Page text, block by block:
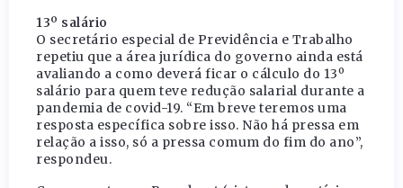
13º salário
O secretário especial de Previdência e Trabalho
repetiu que a área jurídica do governo ainda está
avaliando a como deverá ficar o cálculo do 13º
salário para quem teve redução salarial durante a
pandemia de covid-19. “Em breve teremos uma
resposta específica sobre isso. Não há pressa em
relação a isso, só a pressa comum do fim do ano”,
respondeu.